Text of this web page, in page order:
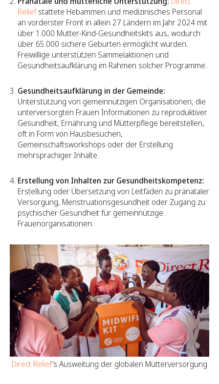
Reliefstattete Hebammen und medizinisches Personal
an vorderster Front in allein 27 Ländern im Jahr 2024 mit
über 1.000 Mutter-Kind-Gesundheitskits aus, wodurch
über 65.000 sichere Geburten ermöglicht wurden.
Freiwillige unterstützen Sammelaktionen und
Gesundheitsaufklärung im Rahmen solcher Programme.
Gesundheitsaufklärung in der Gemeinde:
Unterstützung von gemeinnützigen Organisationen, die
unterversorgten Frauen Informationen zu reproduktiver
Gesundheit, Ernährung und Mütterpflege bereitstellen,
oft in Form von Hausbesuchen,
Gemeinschaftsworkshops oder der Erstellung
mehrsprachiger Inhalte.
Erstellung von Inhalten zur Gesundheitskompetenz:
Erstellung oder Übersetzung von Leitfäden zu pränataler
Versorgung, Menstruationsgesundheit oder Zugang zu
psychischer Gesundheit für gemeinnützige
Frauenorganisationen.
Direct Relief’s Ausweitung der globalen Mütterversorgung